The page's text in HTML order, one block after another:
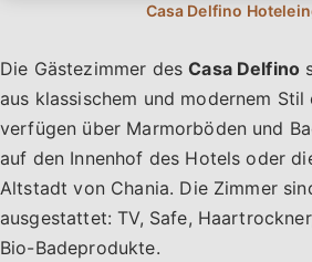
Die Gästezimmer desCasa Delfino
aus klassischem und modernem
verfügen über Marmorböden und
auf den Innenhof des Hotels oder
Altstadt von Chania. Die Zimmer
ausgestattet: TV, Safe,
Bio-Badeprodukte.